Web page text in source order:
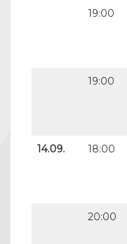
19:00
19:00
14.09. 18:00
20:00